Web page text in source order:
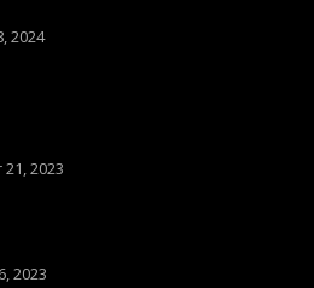
2024
2023
2023